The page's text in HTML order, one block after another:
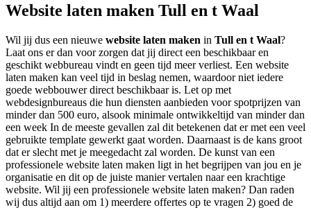
Website laten maken Tull en t Waal
Wil jij dus een nieuwe website laten maken in Tull en t Waal?
Laat ons er dan voor zorgen dat jij direct een beschikbaar en
geschikt webbureau vindt en geen tijd meer verliest. Een website
laten maken kan veel tijd in beslag nemen, waardoor niet iedere
goede webbouwer direct beschikbaar is. Let op met
webdesignbureaus die hun diensten aanbieden voor spotprijzen van
minder dan 500 euro, alsook minimale ontwikkeltijd van minder dan
een week In de meeste gevallen zal dit betekenen dat er met een veel
gebruikte template gewerkt gaat worden. Daarnaast is de kans groot
dat er slecht met je meegedacht zal worden. De kunst van een
professionele website laten maken ligt in het begrijpen van jou en je
organisatie en dit op de juiste manier vertalen naar een krachtige
website. Wil jij een professionele website laten maken? Dan raden
wij dus altijd aan om 1) meerdere offertes op te vragen 2) goed de